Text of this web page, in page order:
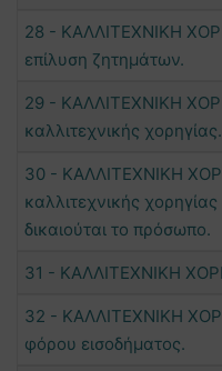
28 - ΚΑΛΛΙΤΕΧΝΙΚΗ
επίλυση ζητημάτων.
29 - ΚΑΛΛΙΤΕΧΝΙΚΗ
καλλιτεχνικής χορηγίας.
30 - ΚΑΛΛΙΤΕΧΝΙΚΗ
καλλιτεχνικής
δικαιούται το πρόσωπο.
31 - ΚΑΛΛΙΤΕΧΝΙΚΗ
32 - ΚΑΛΛΙΤΕΧΝΙΚΗ
φόρου εισοδήματος.